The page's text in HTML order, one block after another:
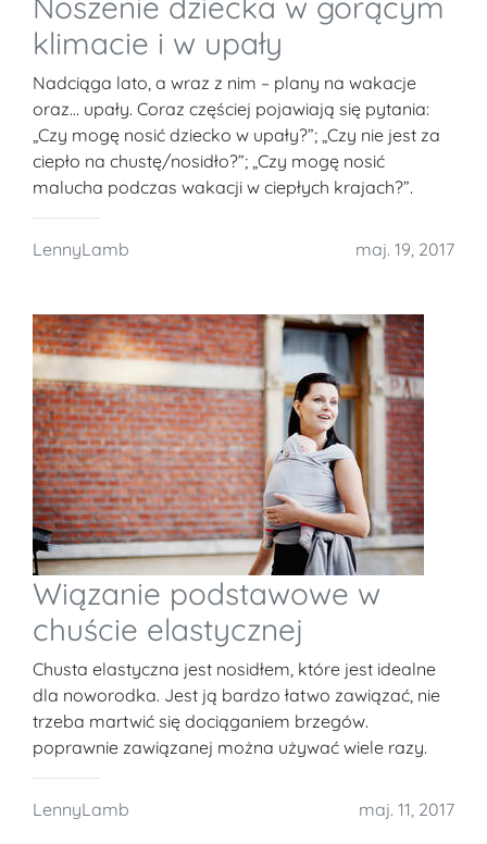
klimacie i w upały
Nadciąga lato, a wraz z nim – plany na wakacje
oraz… upały. Coraz częściej pojawiają się pytania:
„Czy mogę nosić dziecko w upały?”; „Czy nie jest za
ciepło na chustę/nosidło?”; „Czy mogę nosić
malucha podczas wakacji w ciepłych krajach?”.
LennyLamb maj. 19, 2017
Wiązanie podstawowe w
chuście elastycznej
Chusta elastyczna jest nosidłem, które jest idealne
dla noworodka. Jest ją bardzo łatwo zawiązać, nie
trzeba martwić się dociąganiem brzegów.
poprawnie zawiązanej można używać wiele razy.
LennyLamb maj. 11, 2017